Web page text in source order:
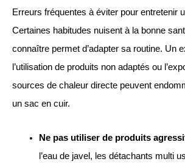
Erreurs fréquentes à éviter pour entretenir
Certaines habitudes nuisent à la bonne
connaître permet d’adapter sa routine. Un
l’utilisation de produits non adaptés ou
sources de chaleur directe peuvent
un sac en cuir.
Ne pas utiliser de produits
l’eau de javel, les détachants multi